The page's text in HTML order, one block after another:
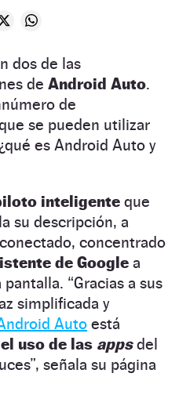
dos de las
de Android Auto.
de
se pueden utilizar
es Android Auto y
inteligente que
su descripción, a
concentrado
de Google a
“Gracias a sus
simplificada y
Auto está
uso de las appsdel
señala su página